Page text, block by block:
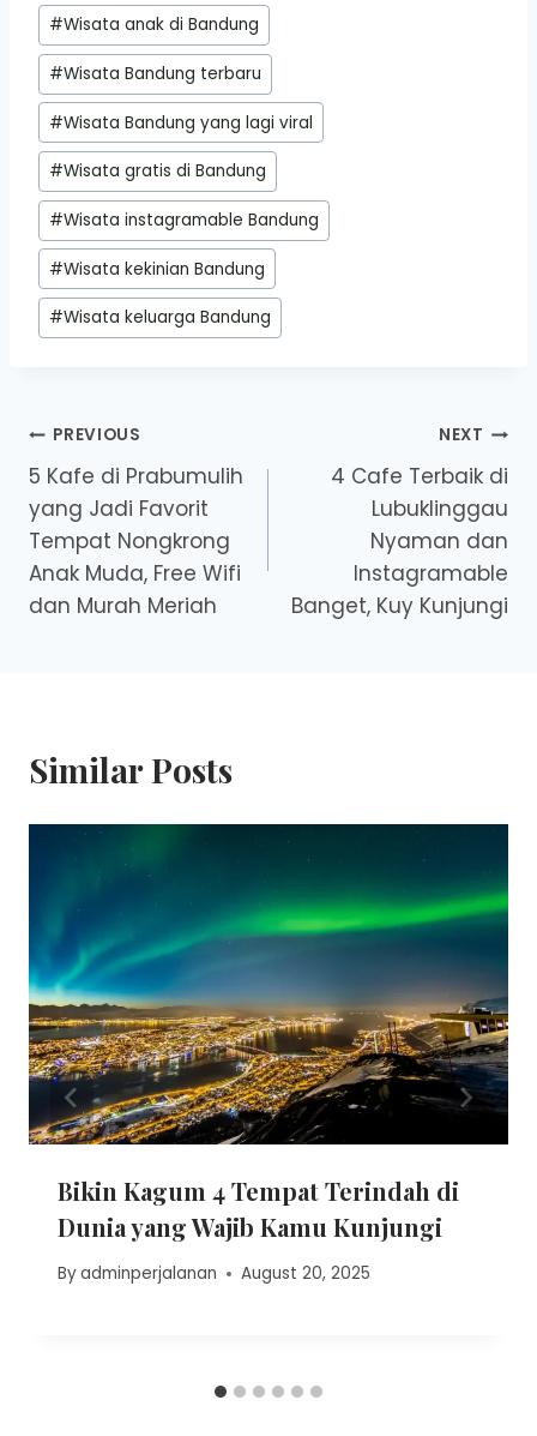
#Wisata anak di Bandung
#Wisata Bandung terbaru
#Wisata Bandung yang lagi viral
#Wisata gratis di Bandung
#Wisata instagramable Bandung
#Wisata kekinian Bandung
#Wisata keluarga Bandung
Post
navigation
PREVIOUS
5 Kafe di Prabumulih
yang Jadi Favorit
Tempat Nongkrong
Anak Muda, Free Wifi
dan Murah Meriah
NEXT
4 Cafe Terbaik di
Lubuklinggau
Nyaman dan
Instagramable
Banget, Kuy Kunjungi
Similar Posts
Bikin Kagum 4 Tempat Terindah di
Dunia yang Wajib Kamu Kunjungi
Byadminperjalanan August 20, 2025